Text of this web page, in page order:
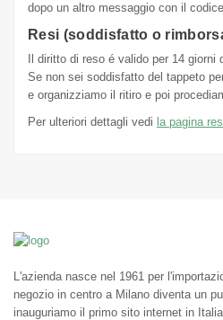
dopo un altro messaggio con il
Resi (soddisfatto o
Il diritto di reso é valido per 14
Se non sei soddisfatto del tappeto
e organizziamo il ritiro e poi
Per ulteriori dettagli vedi la pagina
L'azienda nasce nel 1961 per
negozio in centro a Milano diventa un
inauguriamo il primo sito internet in